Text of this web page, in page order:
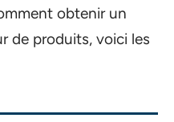
obtenir un
de produits, voici les